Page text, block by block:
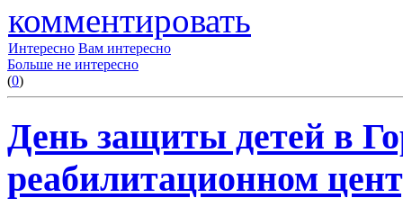
комментировать
Интересно Вам интересно
Больше не интересно
(0)
День защиты детей в
реабилитационном